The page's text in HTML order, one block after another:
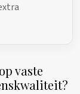
vaste